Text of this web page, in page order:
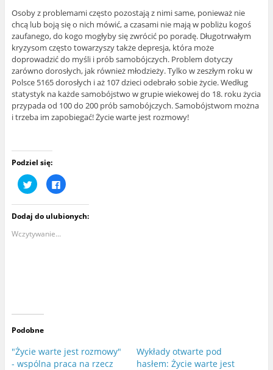
Osoby z problemami często pozostają z nimi same, ponieważ nie
chcą lub boją się o nich mówić, a czasami nie mają w pobliżu kogoś
zaufanego, do kogo mogłyby się zwrócić po poradę. Długotrwałym
kryzysom często towarzyszy także depresja, która może
doprowadzić do myśli i prób samobójczych. Problem dotyczy
zarówno dorosłych, jak również młodzieży. Tylko w zeszłym roku w
Polsce 5165 dorosłych i aż 107 dzieci odebrało sobie życie. Według
statystyk na każde samobójstwo w grupie wiekowej do 18. roku życia
przypada od 100 do 200 prób samobójczych. Samobójstwom można
i trzeba im zapobiegać! Życie warte jest rozmowy!
Podziel się:
U
d
s
ę
n
i
r
e
(
t
w
i
K
l
k
n
i
F
a
c
Dodaj do ulubionych:
Wczytywanie...
Podobne
"Życie warte jest rozmowy"
- wspólna praca na rzecz
Wykłady otwarte pod
hasłem: Życie warte jest